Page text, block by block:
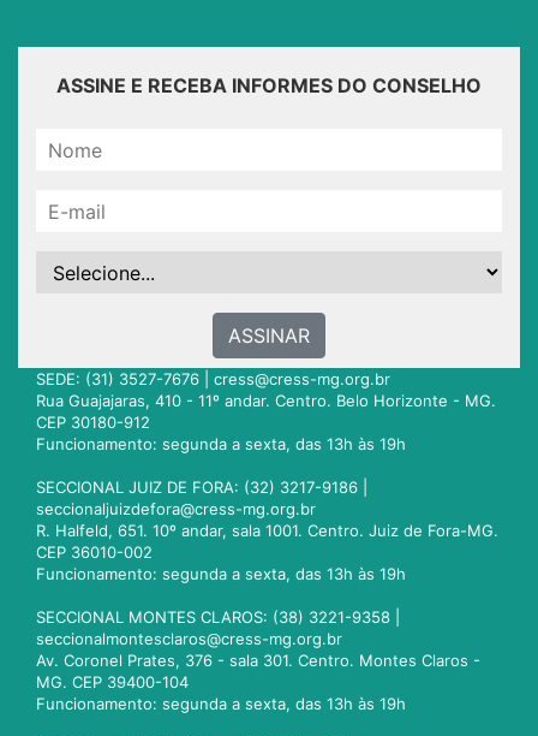
ASSINE E RECEBA INFORMES DO CONSELHO
ASSINAR
SEDE: (31) 3527-7676 | cress@cress-mg.org.br
Rua Guajajaras, 410 - 11º andar. Centro. Belo Horizonte - MG.
CEP 30180-912
Funcionamento: segunda a sexta, das 13h às 19h
SECCIONAL JUIZ DE FORA: (32) 3217-9186 |
seccionaljuizdefora@cress-mg.org.br
R. Halfeld, 651. 10º andar, sala 1001. Centro. Juiz de Fora-MG.
CEP 36010-002
Funcionamento: segunda a sexta, das 13h às 19h
SECCIONAL MONTES CLAROS: (38) 3221-9358 |
seccionalmontesclaros@cress-mg.org.br
Av. Coronel Prates, 376 - sala 301. Centro. Montes Claros -
MG. CEP 39400-104
Funcionamento: segunda a sexta, das 13h às 19h